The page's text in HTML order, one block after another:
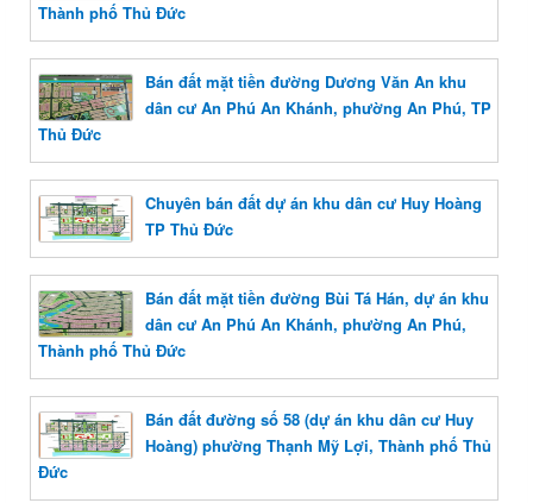
Thành phố Thủ Đức
Bán đất mặt tiền đường Dương Văn An khu
dân cư An Phú An Khánh, phường An Phú, TP
Thủ Đức
Chuyên bán đất dự án khu dân cư Huy Hoàng
TP Thủ Đức
Bán đất mặt tiền đường Bùi Tá Hán, dự án khu
dân cư An Phú An Khánh, phường An Phú,
Thành phố Thủ Đức
Bán đất đường số 58 (dự án khu dân cư Huy
Hoàng) phường Thạnh Mỹ Lợi, Thành phố Thủ
Đức